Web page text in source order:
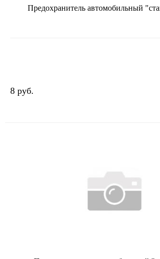
Предохранитель автомобильный
8 руб.